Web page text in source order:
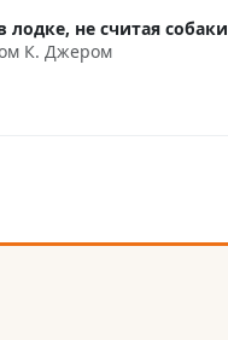
лодке, не считая собаки
К. Джером